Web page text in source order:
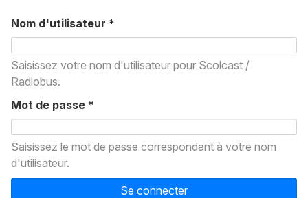
Nom d'utilisateur *
Saisissez votre nom d'utilisateur pour Scolcast /
Radiobus.
Mot de passe *
Saisissez le mot de passe correspondant à votre nom
d'utilisateur.
Se connecter